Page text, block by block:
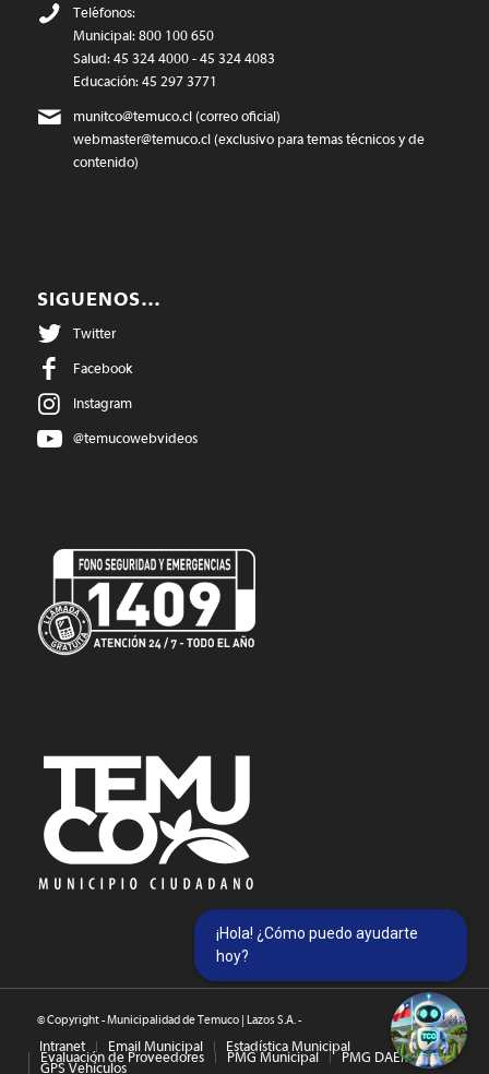
Teléfonos:
Municipal: 800 100 650
Salud: 45 324 4000 - 45 324 4083
Educación: 45 297 3771
munitco@temuco.cl(correo oficial)
webmaster@temuco.cl(exclusivo para temas técnicos y de
contenido)
SIGUENOS…
Twitter
Facebook
Instagram
@temucowebvideos
© Copyright - Municipalidad de Temuco | Lazos S.A. -
Intranet Email Municipal Estadística Municipal
Evaluación de Proveedores PMG Municipal PMG DAEM
GPS Vehículos
¡Hola! ¿Cómo puedo ayudarte
hoy?